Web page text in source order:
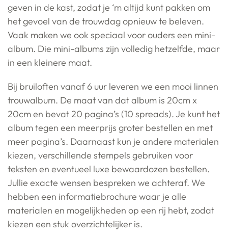
geven in de kast, zodat je ‘m altijd kunt pakken om
het gevoel van de trouwdag opnieuw te beleven.
Vaak maken we ook speciaal voor ouders een mini-
album. Die mini-albums zijn volledig hetzelfde, maar
in een kleinere maat.
Bij bruiloften vanaf 6 uur leveren we een mooi linnen
trouwalbum. De maat van dat album is 20cm x
20cm en bevat 20 pagina’s (10 spreads). Je kunt het
album tegen een meerprijs groter bestellen en met
meer pagina’s. Daarnaast kun je andere materialen
kiezen, verschillende stempels gebruiken voor
teksten en eventueel luxe bewaardozen bestellen.
Jullie exacte wensen bespreken we achteraf. We
hebben een informatiebrochure waar je alle
materialen en mogelijkheden op een rij hebt, zodat
kiezen een stuk overzichtelijker is.